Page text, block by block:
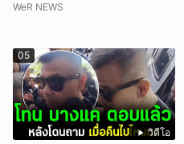
WeR NEWS
วิดีโอ
05